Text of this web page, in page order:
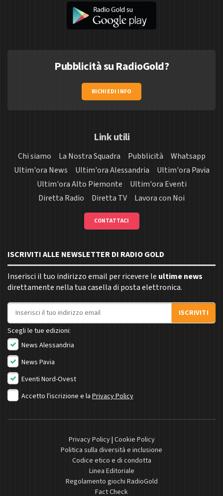
Pubblicità su RadioGold?
RICHIEDI INFO
Link utili
Chi siamo La Nostra Squadra Pubblicità
Whatsapp
Ultim'ora News
Ultim'ora Alessandria
Ultim'ora Pavia
Ultim'ora Alto Piemonte
Ultim'ora Eventi
Diretta Radio
Diretta TV Lavora con Noi
CONTATTACI
ISCRIVITI ALLE NEWSLETTER DI RADIO GOLD
Inserisci il tuo indirizzo email per ricevere le ultime news
direttamente nella tua casella di posta elettronica.
Indirizzo email
ISCRIVITI
Scegli le tue edizioni:
News Alessandria
News Pavia
Eventi Nord-Ovest
Accetto l'iscrizione e la Privacy Policy
Privacy Policy| Cookie Policy
Politica sulla diversità e inclusione
Codice etico e di condotta
Linea Editoriale
Regolamento giochi RadioGold
Fact Check